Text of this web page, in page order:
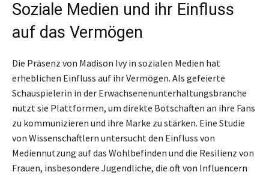
Soziale Medien und ihr Einfluss
auf das Vermögen
Die Präsenz von Madison Ivy in sozialen Medien hat
erheblichen Einfluss auf ihr Vermögen. Als gefeierte
Schauspielerin in der Erwachsenenunterhaltungsbranche
nutzt sie Plattformen, um direkte Botschaften an ihre Fans
zu kommunizieren und ihre Marke zu stärken. Eine Studie
von Wissenschaftlern untersucht den Einfluss von
Mediennutzung auf das Wohlbefinden und die Resilienz von
Frauen, insbesondere Jugendliche, die oft von Influencern